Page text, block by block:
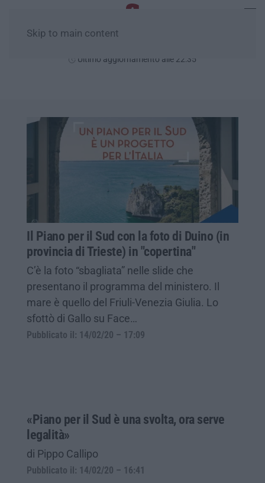
Skip to main content
Ultimo aggiornamento alle 22:35
Il Piano per il Sud con la foto di Duino (in
provincia di Trieste) in "copertina"
C’è la foto “sbagliata” nelle slide che
presentano il programma del ministero. Il
mare è quello del Friuli-Venezia Giulia. Lo
sfottò di Gallo su Face…
Pubblicato il: 14/02/20 – 17:09
«Piano per il Sud è una svolta, ora serve
legalità»
di Pippo Callipo
Pubblicato il: 14/02/20 – 16:41